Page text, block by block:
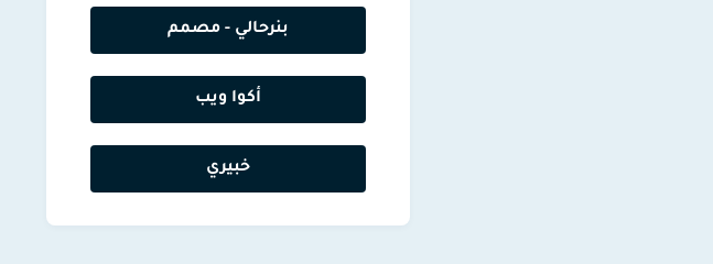
بنرحالي - مصمم
أكوا ويب
خبيري